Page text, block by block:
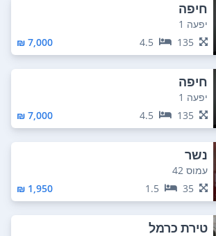
חיפה
יפעה 1
135
4.5
7,000 ₪
חיפה
יפעה 1
135
4.5
7,000 ₪
נשר
עמוס 42
35
1.5
1,950 ₪
טירת כרמל